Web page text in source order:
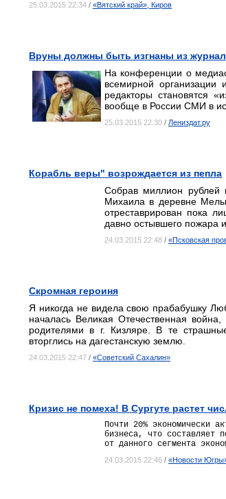
25.03.2015 22:34 / «Вятский край», Киров
Вруны должны быть изгнаны из
На конференции о
всемирной организации
редакторы становятся
вообще в России СМИ в
25.03.2015 22:30 / Лениздат.ру
Корабль веры" возрождается из пепла
Собрав миллион рублей
Михаила в деревне
отреставрирован пока
давно остывшего пожара
24.03.2015 22:48 / «Псковская
Скромная героиня
Я никогда не видела свою прабабушку
началась Великая Отечественная
родителями в г. Кизляре. В те
вторглись на дагестанскую землю.
24.03.2015 22:47 / «Советский Сахалин»
Кризис не помеха! В Сургуте растет
Почти 20% экономически
бизнеса, что составляет
от данного сегмента
24.03.2015 22:46 / «Новости